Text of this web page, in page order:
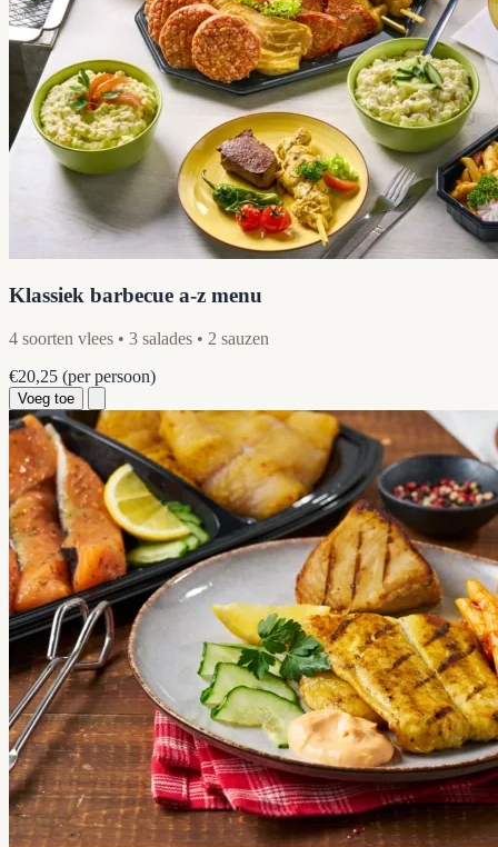
Klassiek barbecue a-z menu
4 soorten vlees • 3 salades • 2 sauzen
€20,25 (per persoon)
Voeg toe